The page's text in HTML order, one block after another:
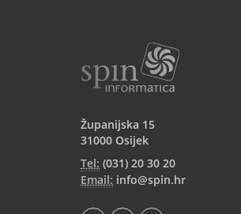
Županijska 15
31000 Osijek
Tel: (031) 20 30 20
Email: info@spin.hr